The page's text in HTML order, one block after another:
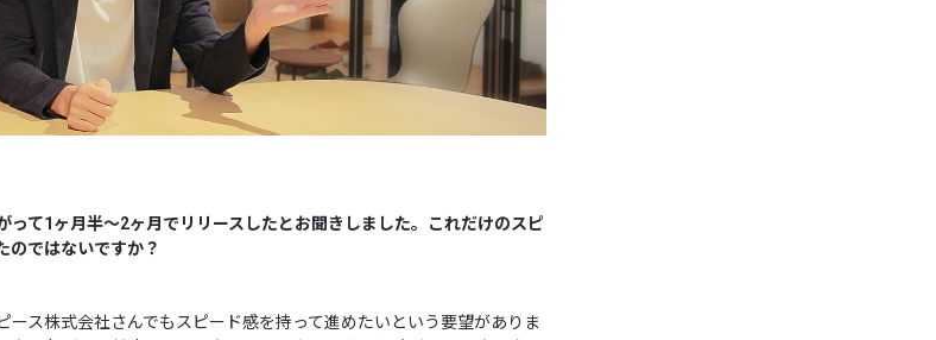
って1ヶ月半〜2ヶ月でリリースしたとお聞きしました。これだけのスピ
のではないですか？
ース株式会社さんでもスピード感を持って進めたいという要望がありま